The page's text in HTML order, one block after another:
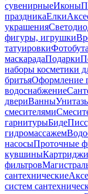
сувенирныеИконы
праздникаЕлки
украшения
фигуры, игрушки
татуировки
маскарадаПодарки
наборы косметики
бритьяОформление
водоснабжение
двериВанны
смесителями
гарнитурыБиде
гидромассажем
насосыПроточные
кувшины
фильтров
сантехнические
систем